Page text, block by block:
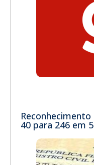
40 para 246 em